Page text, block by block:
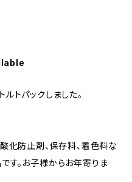
トパックしました。
化防止剤、保存料、着色料な
す。お子様からお年寄りま